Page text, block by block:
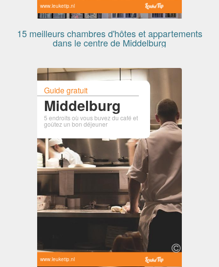
www.leuketip.nl
15 meilleurs chambres d'hôtes et appartements
dans le centre de Middelburg
Guide gratuit
Middelburg
5 endroits où vous buvez du café et
goûtez un bon déjeuner
www.leuketip.nl